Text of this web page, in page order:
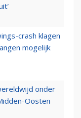
crash klagen
mogelijk
onder
Oosten